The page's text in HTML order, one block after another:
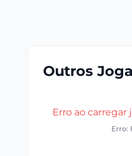
Outros
Erro ao carregar
Erro: